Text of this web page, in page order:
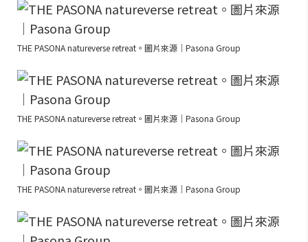
THE PASONA natureverse retreat。圖片來源｜Pasona Group
THE PASONA natureverse retreat。圖片來源｜Pasona Group
THE PASONA natureverse retreat。圖片來源｜Pasona Group